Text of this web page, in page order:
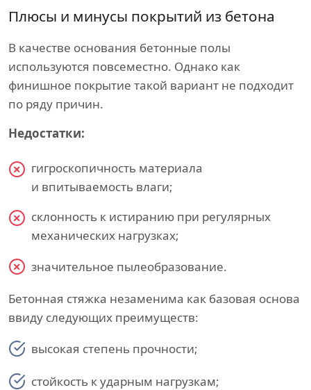
Плюсы и минусы покрытий из бетона
В качестве основания бетонные полы
используются повсеместно. Однако как
финишное покрытие такой вариант не подходит
по ряду причин.
Недостатки:
гигроскопичность материала
и впитываемость влаги;
склонность к истиранию при регулярных
механических нагрузках;
значительное пылеобразование.
Бетонная стяжка незаменима как базовая основа
ввиду следующих преимуществ:
высокая степень прочности;
стойкость к ударным нагрузкам;